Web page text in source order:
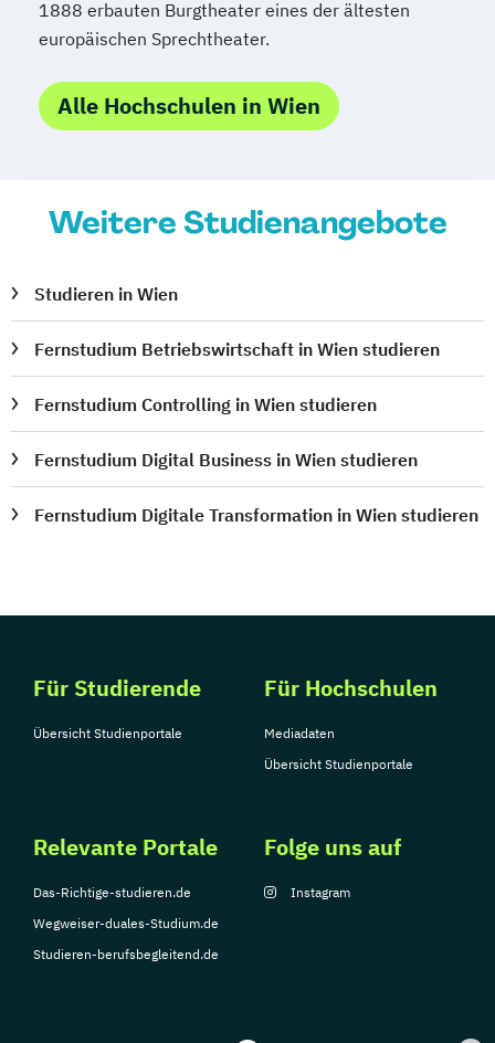
1888 erbauten Burgtheater eines der ältesten
europäischen Sprechtheater.
Alle Hochschulen in Wien
Weitere Studienangebote
Studieren in Wien
Fernstudium Betriebswirtschaft in Wien studieren
Fernstudium Controlling in Wien studieren
Fernstudium Digital Business in Wien studieren
Fernstudium Digitale Transformation in Wien studieren
Für Studierende
Übersicht Studienportale
Für Hochschulen
Mediadaten
Übersicht Studienportale
Relevante Portale
Das-Richtige-studieren.de
Wegweiser-duales-Studium.de
Studieren-berufsbegleitend.de
Folge uns auf
Instagram